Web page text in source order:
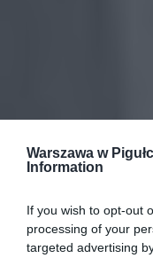
Warszawa w
Information
If you wish to opt-out
processing of your
targeted advertising